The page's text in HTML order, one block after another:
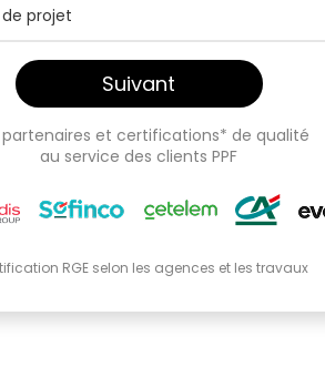
projet
Suivant
partenaires et certifications* de qualité
au service des clients PPF
RGE selon les agences et les travaux